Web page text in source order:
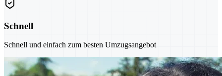
Schnell
Schnell und einfach zum besten Umzugsangebot